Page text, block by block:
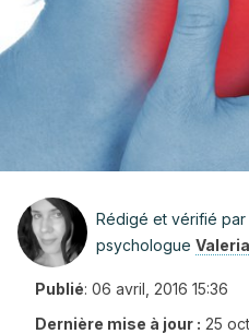
Rédigé et vérifié par
psychologue
Publié: 06 avril, 2016 15:36
Dernière mise à jour : 25